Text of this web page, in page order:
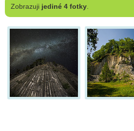
Zobrazuji jediné 4 fotky.